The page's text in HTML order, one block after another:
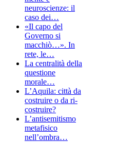
neuroscienze: il
caso dei…
«Il capo del
Governo si
macchiò…». In
rete, le…
La centralità della
questione
morale…
L’Aquila: città da
costruire o da ri-
costruire?
L’antisemitismo
metafisico
nell’ombra…